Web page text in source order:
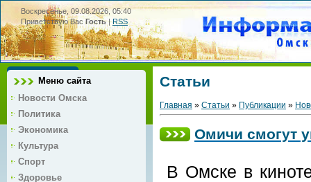
Воскресенье, 09.08.2026, 05:40
Приветствую Вас Гость|RSS
Меню сайта
Новости Омска
Политика
Экономика
Культура
Спорт
Здоровье
Статьи
Главная » Статьи » Публикации »
Омичи смогут
В Омске в